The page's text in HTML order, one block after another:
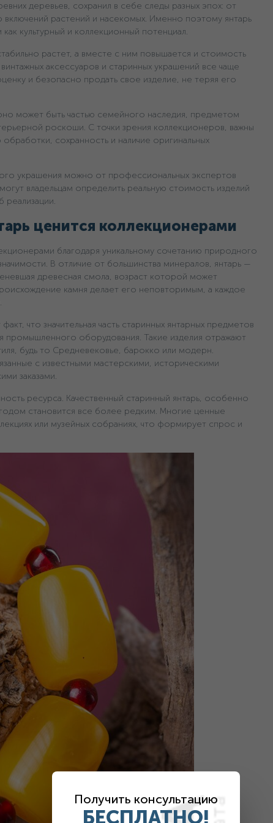
деревьев, сохранил в себе следы разных эпох: от
включений растений и насекомых. Именно поэтому янтарь
культурный и коллекционный потенциал.
растет, а вместе с ним повышается и стоимость
аксессуаров и старинных украшений все чаще
и безопасно продать свое изделие, не теряя его
может быть частью семейного наследия, предметом
роскоши. С точки зрения коллекционеров, важны
обработки, сохранность и наличие оригинальных
украшения можно от профессиональных экспертов
владельцам определить реальную стоимость изделий
реализации.
ценится коллекционерами
благодаря уникальному сочетанию природного
В отличие от большинства минералов, янтарь —
древесная смола, возраст которой может
камня делает его неповторимым, а каждое
что значительная часть старинных янтарных предметов
промышленного оборудования. Такие изделия отражают
будь то Средневековье, барокко или модерн.
с известными мастерскими, историческими
заказами.
ресурса. Качественный старинный янтарь, особенно
становится все более редким. Многие ценные
или музейных собраниях, что формирует спрос и
Получить консультацию
БЕСПЛАТНО!